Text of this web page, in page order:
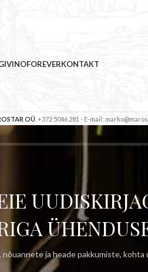
VINOFOREVERKONTAKT
OÜ. +372 5046 281 - E-mail:
ja heade pakkumiste, kohta